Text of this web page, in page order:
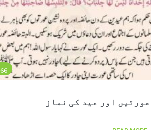
66 بار دیکھا گیا
عورتیں اور عید کی نماز